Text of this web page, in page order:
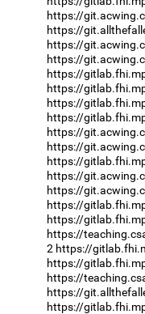
https://
https://
https://
https://
https://
https://
https://
https://
https://
https://
https://
https://
https://
https://
https://
https://
2 https://
https://
https://
https://
https://